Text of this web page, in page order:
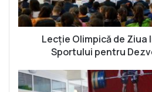
l
i
c
ă
Lecţie Olimpică de
Sportului pentru
P
r